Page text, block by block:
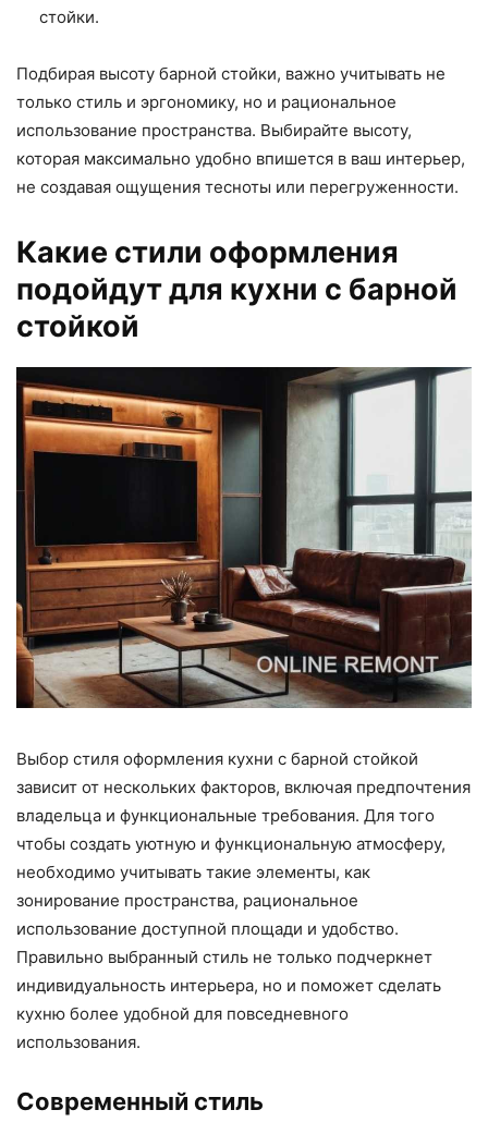
стойки.
Подбирая высоту барной стойки, важно учитывать не
только стиль и эргономику, но и рациональное
использование пространства. Выбирайте высоту,
которая максимально удобно впишется в ваш интерьер,
не создавая ощущения тесноты или перегруженности.
Какие стили оформления
подойдут для кухни с барной
стойкой
Выбор стиля оформления кухни с барной стойкой
зависит от нескольких факторов, включая предпочтения
владельца и функциональные требования. Для того
чтобы создать уютную и функциональную атмосферу,
необходимо учитывать такие элементы, как
зонирование пространства, рациональное
использование доступной площади и удобство.
Правильно выбранный стиль не только подчеркнет
индивидуальность интерьера, но и поможет сделать
кухню более удобной для повседневного
использования.
Современный стиль